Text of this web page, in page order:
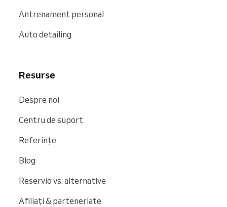
Antrenament personal
Auto detailing
Resurse
Despre noi
Centru de suport
Referințe
Blog
Reservio vs. alternative
Afiliați & parteneriate